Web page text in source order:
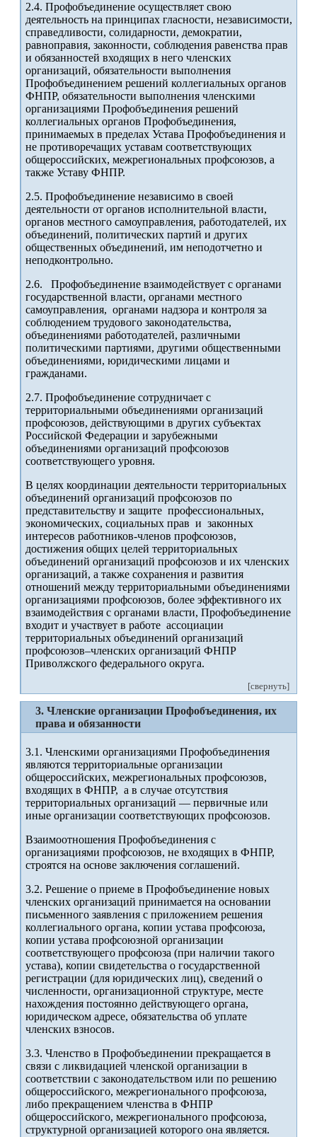
2.4. Профобъединение осуществляет свою
деятельность на принципах гласности, независимости,
справедливости, солидарности, демократии,
равноправия, законности, соблюдения равенства прав
и обязанностей входящих в него членских
организаций, обязательности выполнения
Профобъединением решений коллегиальных органов
ФНПР, обязательности выполнения членскими
организациями Профобъединения решений
коллегиальных органов Профобъединения,
принимаемых в пределах Устава Профобъединения и
не противоречащих уставам соответствующих
общероссийских, межрегиональных профсоюзов, а
также Уставу ФНПР.
2.5. Профобъединение независимо в своей
деятельности от органов исполнительной власти,
органов местного самоуправления, работодателей, их
объединений, политических партий и других
общественных объединений, им неподотчетно и
неподконтрольно.
2.6. Профобъединение взаимодействует с органами
государственной власти, органами местного
самоуправления, органами надзора и контроля за
соблюдением трудового законодательства,
объединениями работодателей, различными
политическими партиями, другими общественными
объединениями, юридическими лицами и
гражданами.
2.7. Профобъединение сотрудничает с
территориальными объединениями организаций
профсоюзов, действующими в других субъектах
Российской Федерации и зарубежными
объединениями организаций профсоюзов
соответствующего уровня.
В целях координации деятельности территориальных
объединений организаций профсоюзов по
представительству и защите профессиональных,
экономических, социальных прав и законных
интересов работников-членов профсоюзов,
достижения общих целей территориальных
объединений организаций профсоюзов и их членских
организаций, а также сохранения и развития
отношений между территориальными объединениями
организациями профсоюзов, более эффективного их
взаимодействия с органами власти, Профобъединение
входит и участвует в работе ассоциации
территориальных объединений организаций
профсоюзов–членских организаций ФНПР
Приволжского федерального округа.
[свернуть]
3. Членские организации Профобъединения, их
права и обязанности
3.1. Членскими организациями Профобъединения
являются территориальные организации
общероссийских, межрегиональных профсоюзов,
входящих в ФНПР, а в случае отсутствия
территориальных организаций — первичные или
иные организации соответствующих профсоюзов.
Взаимоотношения Профобъединения с
организациями профсоюзов, не входящих в ФНПР,
строятся на основе заключения соглашений.
3.2. Решение о приеме в Профобъединение новых
членских организаций принимается на основании
письменного заявления с приложением решения
коллегиального органа, копии устава профсоюза,
копии устава профсоюзной организации
соответствующего профсоюза (при наличии такого
устава), копии свидетельства о государственной
регистрации (для юридических лиц), сведений о
численности, организационной структуре, месте
нахождения постоянно действующего органа,
юридическом адресе, обязательства об уплате
членских взносов.
3.3. Членство в Профобъединении прекращается в
связи с ликвидацией членской организации в
соответствии с законодательством или по решению
общероссийского, межрегионального профсоюза,
либо прекращением членства в ФНПР
общероссийского, межрегионального профсоюза,
структурной организацией которого она является.